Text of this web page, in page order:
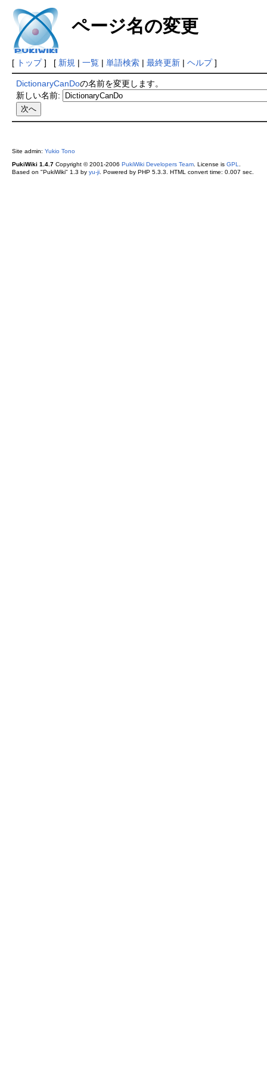
ページ名の変更
[ トップ] [ 新規 | 一覧| 単語検索| 最終更新| ヘルプ]
DictionaryCanDoの名前を変更します。
新しい名前:
Site admin: Yukio Tono
PukiWiki 1.4.7Copyright © 2001-2006 PukiWiki Developers Team. License is GPL
Based on "PukiWiki" 1.3 by yu-ji. Powered by PHP 5.3.3. HTML convert time: 0.007 sec.